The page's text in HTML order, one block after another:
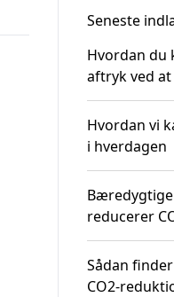
Seneste
Hvordan du
aftryk ved
Hvordan vi
i hverdagen
reducerer
Sådan
CO2-